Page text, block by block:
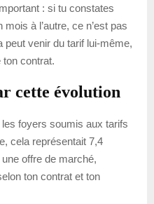
: si tu constates
à l’autre, ce n’est pas
peut venir du tarif lui-même,
contrat.
cette évolution
foyers soumis aux tarifs
cela représentait 7,4
offre de marché,
ton contrat et ton